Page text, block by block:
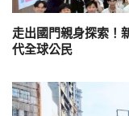
走出國門親身探索
代全球公民